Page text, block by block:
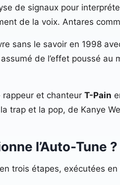
de signaux pour
de la voix. Antares
sans le savoir en 1998
de l’effet poussé au
et chanteur T-Pain
trap et la pop, de Kanye
l’Auto-Tune ?
trois étapes, exécutées